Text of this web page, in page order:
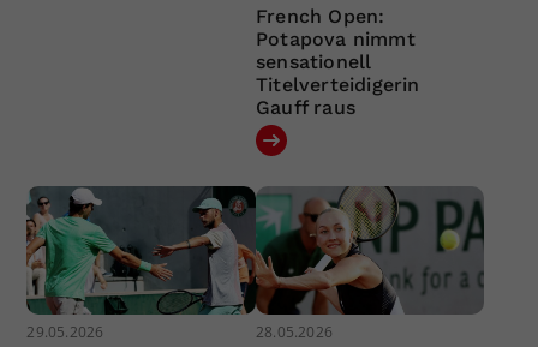
French Open:
Potapova nimmt
sensationell
Titelverteidigerin
Gauff raus
29.05.2026 28.05.2026